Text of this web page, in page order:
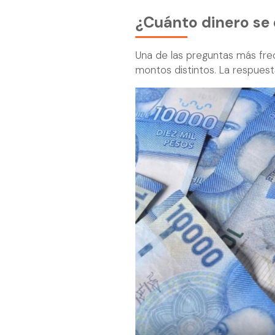
¿Cuánto dinero
Una de las preguntas más
montos distintos. La